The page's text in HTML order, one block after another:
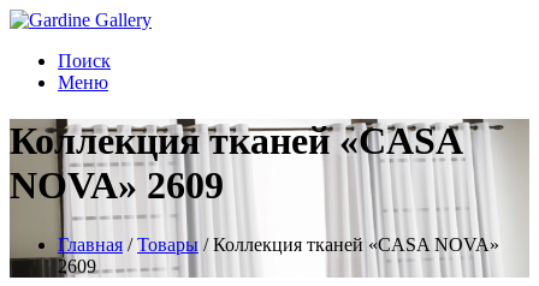
Поиск
Меню
Коллекция тканей «CASA
NOVA» 2609
Главная /Товары /Коллекция тканей «CASA NOVA»
2609